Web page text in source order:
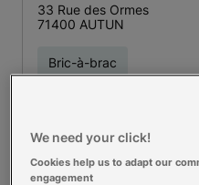
33 Rue des Ormes
71400 AUTUN
Bric-à-brac
Point alimentaire bébé
We need your click!
Cookies help us to adapt our
engagement